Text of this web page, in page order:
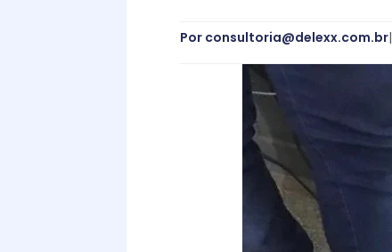
Por consultoria@delexx.com.br|